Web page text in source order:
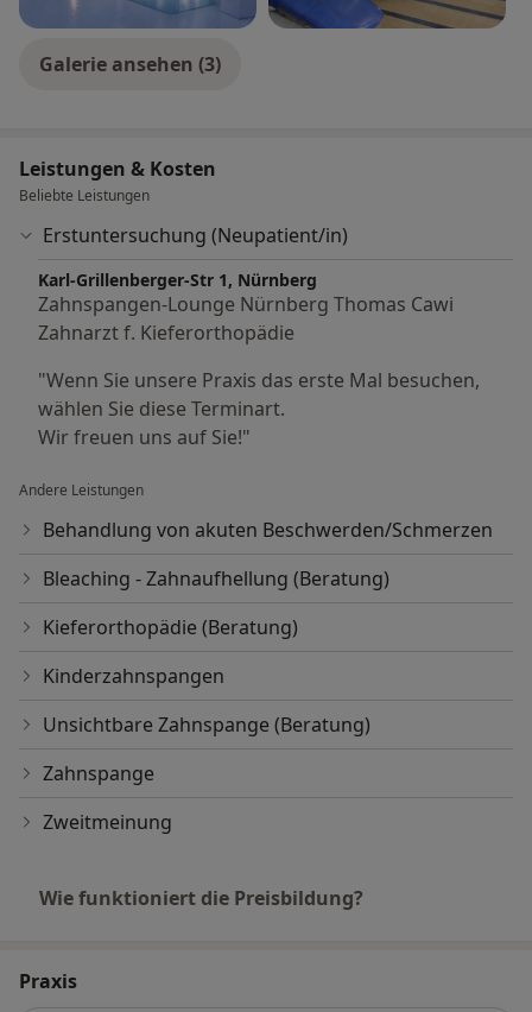
Galerie ansehen (3)
Leistungen & Kosten
Beliebte Leistungen
Erstuntersuchung (Neupatient/in)
Karl-Grillenberger-Str 1, Nürnberg
Zahnspangen-Lounge Nürnberg Thomas Cawi
Zahnarzt f. Kieferorthopädie
"Wenn Sie unsere Praxis das erste Mal besuchen,
wählen Sie diese Terminart.
Wir freuen uns auf Sie!"
Andere Leistungen
Behandlung von akuten Beschwerden/Schmerzen
Bleaching - Zahnaufhellung (Beratung)
Kieferorthopädie (Beratung)
Kinderzahnspangen
Unsichtbare Zahnspange (Beratung)
Zahnspange
Zweitmeinung
Wie funktioniert die Preisbildung?
Praxis